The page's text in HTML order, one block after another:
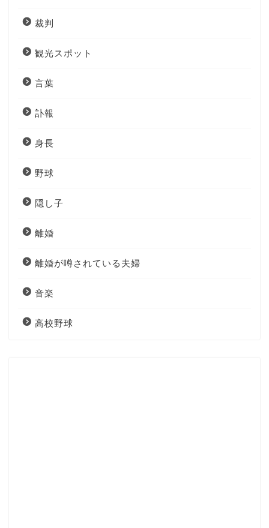
裁判
観光スポット
言葉
訃報
身長
野球
隠し子
離婚
離婚が噂されている夫婦
音楽
高校野球